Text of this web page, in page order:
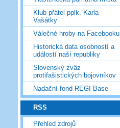
Klub přátel pplk. Karla
Vašátky
Válečné hroby na Facebooku
Historická data osobností a
událostí naší republiky
Slovenský zväz
protifašistických bojovníkov
Nadační fond REGI Base
RSS
Přehled zdrojů